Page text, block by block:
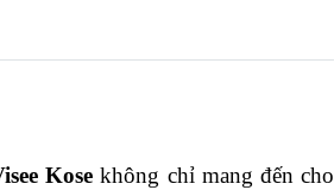
Kose không chỉ mang đến cho